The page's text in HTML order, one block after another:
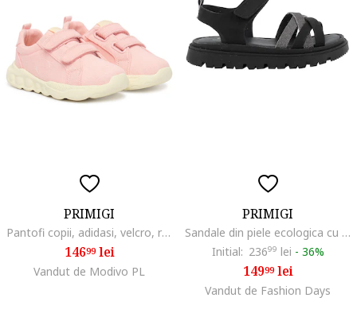
PRIMIGI
Pantofi copii, adidasi, velcro, roz, tesaturaswqfwqd, Roz
14699lei
Vandut de Modivo PL
PRIMIGI
Sandale din piele ecologica cu detalii stralucitoare si talpa flatform, Negru
Initial: 23699 lei - 36%
14999lei
Vandut de Fashion Days